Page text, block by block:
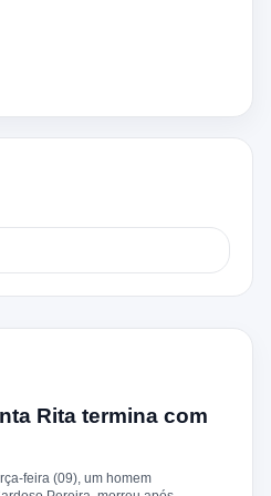
Rita termina com
feira (09), um homem